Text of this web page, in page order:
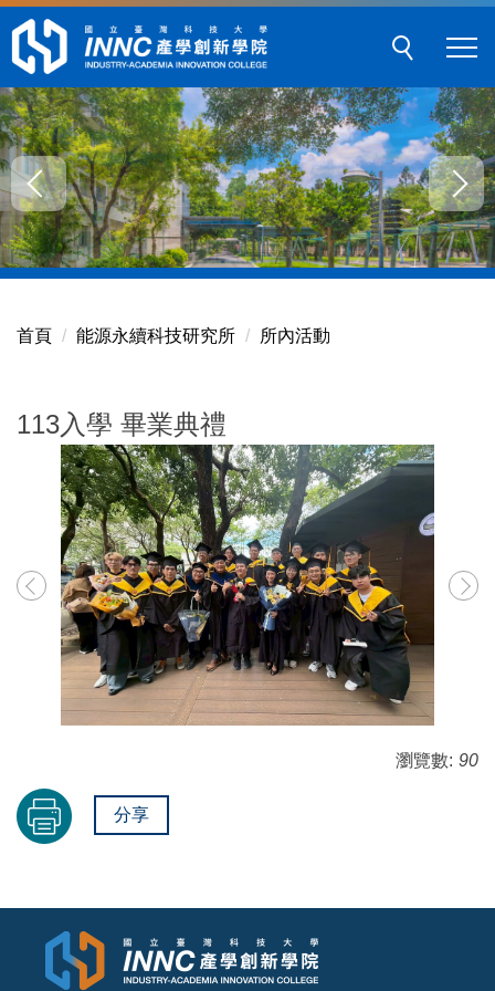
跳
主
要
內
容
區
塊
首頁 能源永續科技研究所 所內活動
113入學 畢業典禮
瀏覽數: 90
分享